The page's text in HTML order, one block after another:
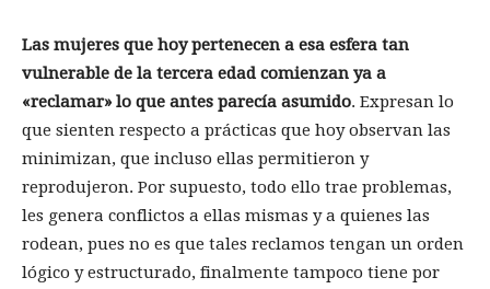
Las mujeres que hoy pertenecen a esa esfera tan
vulnerable de la tercera edad comienzan ya a
«reclamar» lo que antes parecía asumido. Expresan lo
que sienten respecto a prácticas que hoy observan las
minimizan, que incluso ellas permitieron y
reprodujeron. Por supuesto, todo ello trae problemas,
les genera conflictos a ellas mismas y a quienes las
rodean, pues no es que tales reclamos tengan un orden
lógico y estructurado, finalmente tampoco tiene por